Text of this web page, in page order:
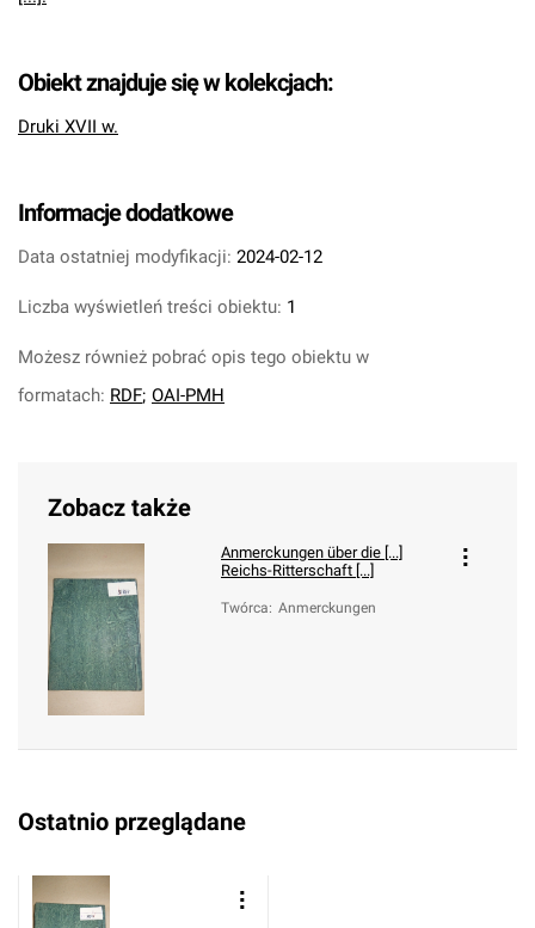
Obiekt znajduje się w kolekcjach:
Druki XVII w.
Informacje dodatkowe
Data ostatniej modyfikacji: 2024-02-12
Liczba wyświetleń treści obiektu: 1
Możesz również pobrać opis tego obiektu w
formatach: RDF; OAI-PMH
Zobacz także
Anmerckungen über die [...]
Reichs-Ritterschaft [...]
Twórca: Anmerckungen
Ostatnio przeglądane